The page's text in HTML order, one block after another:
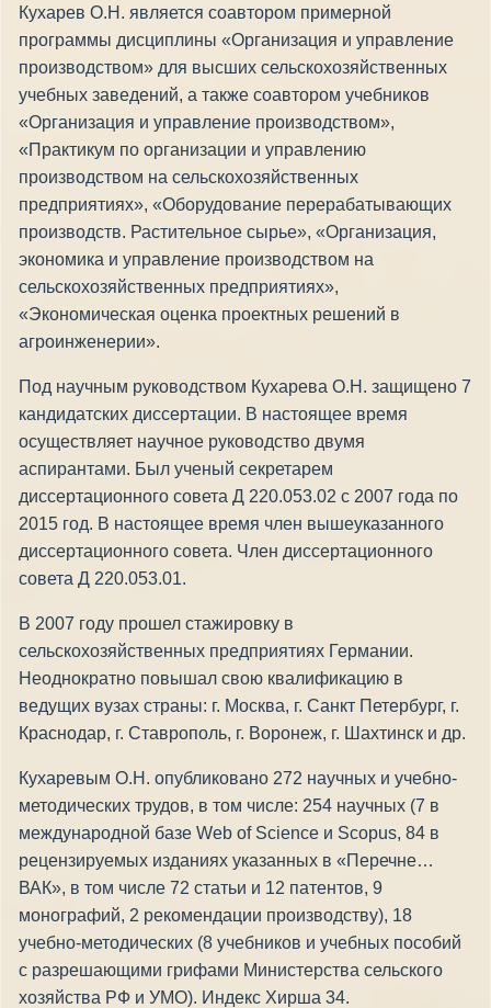
Кухарев О.Н. является соавтором примерной
программы дисциплины «Организация и управление
производством» для высших сельскохозяй­ственных
учебных заведений, а также соавтором учебников
«Организация и управление производством»,
«Практикум по организации и управлению
производством на сельскохозяй­ственных
предприятиях», «Оборудование перерабатывающих
производств. Растительное сырье», «Организа­ция,
экономика и управление производством на
сельскохозяйственных пред­приятиях»,
«Экономическая оценка проектных решений в
агроинженерии».
Под научным руководством Кухарева О.Н. защищено 7
кандидатских диссертации. В настоящее время
осуществляет научное руководство двумя
аспирантами. Был ученый секретарем
диссертационного совета Д 220.053.02 с 2007 года по
2015 год. В настоящее время член вышеуказанного
диссертационного совета. Член диссертационного
совета Д 220.053.01.
В 2007 году прошел стажировку в
сельскохозяйственных предприятиях Германии.
Неоднократно повышал свою квалификацию в
ведущих вузах страны: г. Москва, г. Санкт Петербург, г.
Краснодар, г. Ставрополь, г. Воронеж, г. Шахтинск и др.
Кухаревым О.Н. опубликовано 272 научных и учебно-
методических трудов, в том числе: 254 научных (7 в
международной базе Web of Science и Scopus, 84 в
рецензируемых изданиях указанных в «Перечне…
ВАК», в том числе 72 статьи и 12 патентов, 9
монографий, 2 рекомендации производству), 18
учебно-методических (8 учебников и учебных пособий
с разрешающими грифами Министерства сельского
хозяйства РФ и УМО). Индекс Хирша 34.